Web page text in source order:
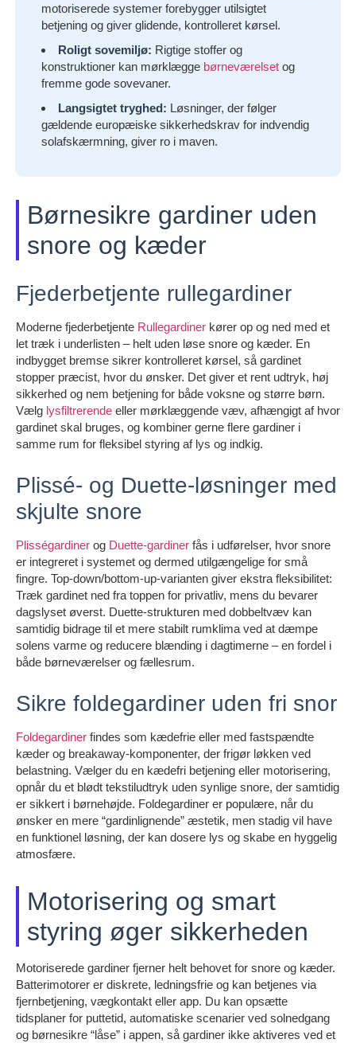
motoriserede systemer forebygger utilsigtet
betjening og giver glidende, kontrolleret kørsel.
Roligt sovemiljø: Rigtige stoffer og
konstruktioner kan mørklægge børneværelset og
fremme gode sovevaner.
Langsigtet tryghed: Løsninger, der følger
gældende europæiske sikkerhedskrav for indvendig
solafskærmning, giver ro i maven.
Børnesikre gardiner uden
snore og kæder
Fjederbetjente rullegardiner
Moderne fjederbetjente Rullegardiner kører op og ned med et
let træk i underlisten – helt uden løse snore og kæder. En
indbygget bremse sikrer kontrolleret kørsel, så gardinet
stopper præcist, hvor du ønsker. Det giver et rent udtryk, høj
sikkerhed og nem betjening for både voksne og større børn.
Vælg lysfiltrerende eller mørklæggende væv, afhængigt af hvor
gardinet skal bruges, og kombiner gerne flere gardiner i
samme rum for fleksibel styring af lys og indkig.
Plissé- og Duette-løsninger med
skjulte snore
Plisségardiner og Duette-gardiner fås i udførelser, hvor snore
er integreret i systemet og dermed utilgængelige for små
fingre. Top-down/bottom-up-varianten giver ekstra fleksibilitet:
Træk gardinet ned fra toppen for privatliv, mens du bevarer
dagslyset øverst. Duette-strukturen med dobbeltvæv kan
samtidig bidrage til et mere stabilt rumklima ved at dæmpe
solens varme og reducere blænding i dagtimerne – en fordel i
både børneværelser og fællesrum.
Sikre foldegardiner uden fri snor
Foldegardiner findes som kædefrie eller med fastspændte
kæder og breakaway-komponenter, der frigør løkken ved
belastning. Vælger du en kædefri betjening eller motorisering,
opnår du et blødt tekstiludtryk uden synlige snore, der samtidig
er sikkert i børnehøjde. Foldegardiner er populære, når du
ønsker en mere “gardinlignende” æstetik, men stadig vil have
en funktionel løsning, der kan dosere lys og skabe en hyggelig
atmosfære.
Motorisering og smart
styring øger sikkerheden
Motoriserede gardiner fjerner helt behovet for snore og kæder.
Batterimotorer er diskrete, ledningsfrie og kan betjenes via
fjernbetjening, vægkontakt eller app. Du kan opsætte
tidsplaner for puttetid, automatiske scenarier ved solnedgang
og børnesikre “låse” i appen, så gardiner ikke aktiveres ved et